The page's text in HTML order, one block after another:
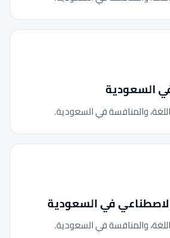
السعودية
والمنافسة في السعودية.
في السعودية
والمنافسة في السعودية.